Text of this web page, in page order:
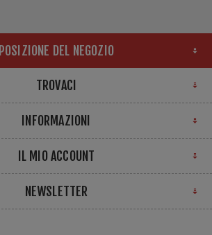
POSIZIONE DEL NEGOZIO
TROVACI
INFORMAZIONI
IL MIO ACCOUNT
NEWSLETTER